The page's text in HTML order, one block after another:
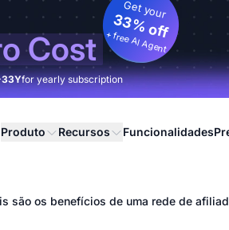
Cost
Get your
33% off
+ free AI Agent
33Yfor yearly subscription
Produto Recursos Funcionalidades
são os benefícios de uma rede de